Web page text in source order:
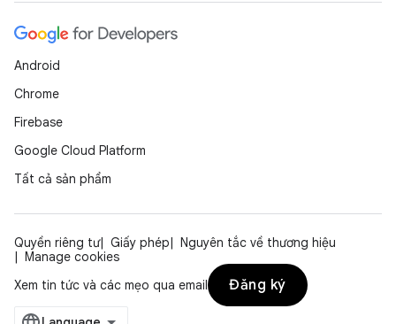
Android
Chrome
Firebase
Google Cloud Platform
Tất cả sản phẩm
Quyền riêng tư Giấy phép
Nguyên tắc về thương hiệu
Manage cookies
Xem tin tức và các mẹo qua email
Đăng ký